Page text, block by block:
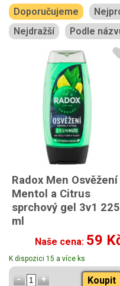
Doporučujeme
Nejdražší
Podle
Radox Men Osvěžení
Mentol a Citrus
sprchový gel 3v1 225
ml
Naše cena: 59
K dispozici 15 a více ks
Koupit